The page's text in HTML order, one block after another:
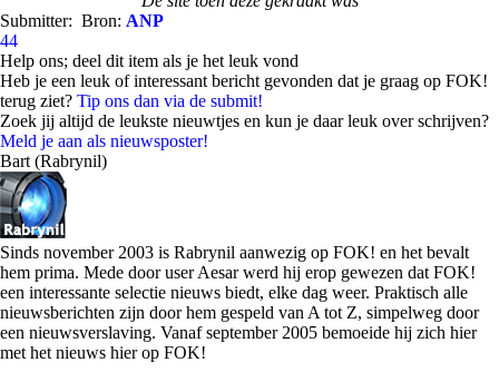
Submitter: Bron: ANP
44
Help ons; deel dit item als je het leuk vond
Heb je een leuk of interessant bericht gevonden dat je graag op FOK!
terug ziet? Tip ons dan via de submit!
Zoek jij altijd de leukste nieuwtjes en kun je daar leuk over schrijven?
Meld je aan als nieuwsposter!
Bart (Rabrynil)
Sinds november 2003 is Rabrynil aanwezig op FOK! en het bevalt
hem prima. Mede door user Aesar werd hij erop gewezen dat FOK!
een interessante selectie nieuws biedt, elke dag weer. Praktisch alle
nieuwsberichten zijn door hem gespeld van A tot Z, simpelweg door
een nieuwsverslaving. Vanaf september 2005 bemoeide hij zich hier
met het nieuws hier op FOK!